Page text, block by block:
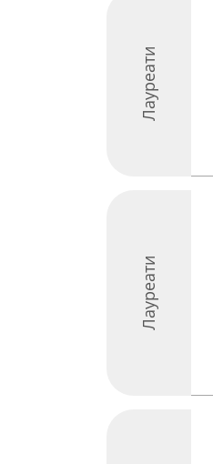
Лауреати
Лауреати